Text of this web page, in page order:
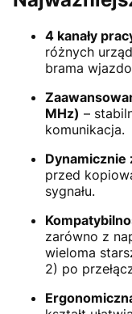
4 kanały
różnych
brama
MHz) –
komunikacja.
Dynamicznie
przed
sygnału.
zarówno z
wieloma
2) po